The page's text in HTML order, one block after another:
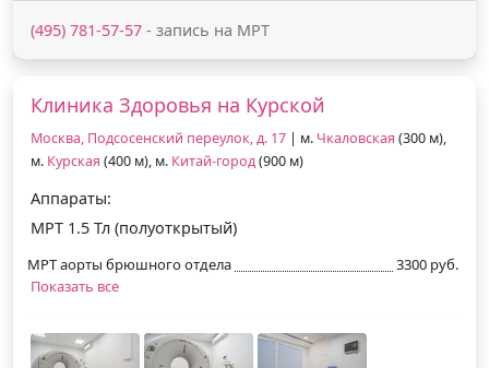
(495) 781-57-57 - запись на МРТ
Клиника Здоровья на Курской
Москва, Подсосенский переулок, д. 17 | м. Чкаловская (300 м),
м. Курская (400 м), м. Китай-город(900 м)
Аппараты:
МРТ 1.5 Тл (полуоткрытый)
МРТ аорты брюшного отдела
3300 руб.
Показать все